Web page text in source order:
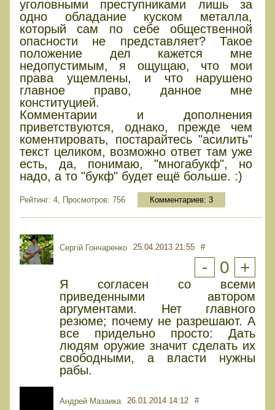
уголовными преступниками лишь за
одно обладание куском металла,
который сам по себе общественной
опасности не представляет? Такое
положение дел кажется мне
недопустимым, я ощущаю, что мои
права ущемлены, и что нарушено
главное право, данное мне
конституцией.
Комментарии и дополнения
приветствуются, однако, прежде чем
коментировать, постарайтесь "асилить"
текст целиком, возможно ответ там уже
есть, да, понимаю, "многабукф", но
надо, а то "букф" будет ещё больше. :)
Рейтинг: 4, Просмотров: 756 Комментариев: 3
Сергій Гончаренко 25.04.2013 21:55 #
- 0 +
Я согласен со всеми
приведенными автором
аргументами. Нет главного
резюме; почему не разрешают. А
все придельно просто: Дать
людям оружие значит сделать их
свободными, а власти нужны
рабы.
Андрей Maзаика 26.01.2014 14:12 #